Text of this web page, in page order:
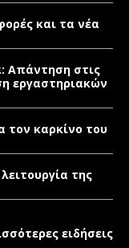
και τα νέα
Απάντηση στις
εργαστηριακών
τον καρκίνο του
της
ειδήσεις